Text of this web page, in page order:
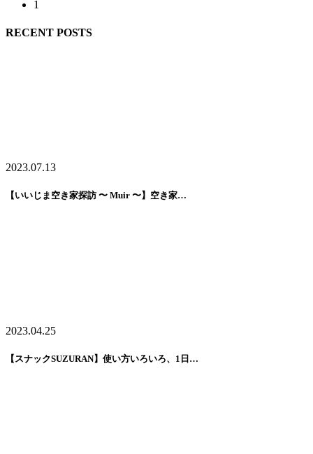
1
RECENT POSTS
2023.07.13
【いいじま空き家探訪 〜 Muir 〜】空き家…
2023.04.25
【スナックSUZURAN】使い方いろいろ、1日…